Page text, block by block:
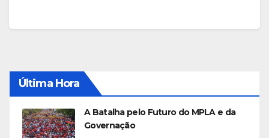
Última Hora
A Batalha pelo Futuro do MPLA e da
Governação